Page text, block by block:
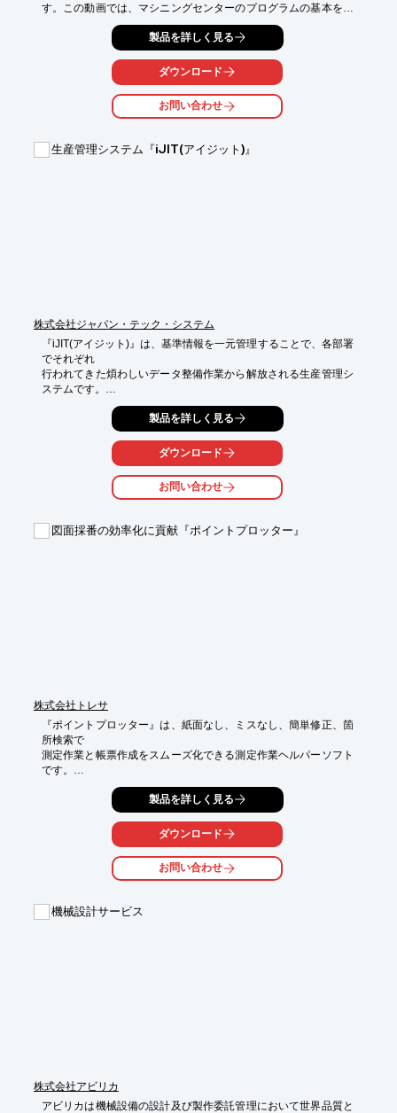
す。この動画では、マシニングセンターのプログラムの基本を、
具体的な例を交えて解説します。初めてマシニングセンターを扱
う方や、プログラムでつまずいている方も、基礎から理解を深め
ることができます。
【活用シーン】
*   自社内での部品加工
*   試作品の製作
【導入の効果】
製品を詳しく見る
ダウンロード
お問い合わせ
生産管理システム『iJIT(アイジット)』
株式会社ジャパン・テック・システム
『iJIT(アイジット)』は、基準情報を一元管理することで、各部署
でそれぞれ
行われてきた煩わしいデータ整備作業から解放される生産管理シ
ステムです。
社内で取り扱う情報が統一されると各資料の基データが等しくな
内容の整合性の確認がしやすくなり、事務作業の効率化を実現。
ワークフロー機能を搭載することで、「いつ・誰が・何を」申請
「いつ・誰が」承認したのか、社内の基準情報を管理します。
また当社では、訪問デモを行っております。
製品を詳しく見る
ダウンロード
お問い合わせ
図面採番の効率化に貢献『ポイントプロッター』
株式会社トレサ
『ポイントプロッター』は、紙面なし、ミスなし、簡単修正、箇
所検索で
測定作業と帳票作成をスムーズ化できる測定作業ヘルパーソフト
です。
測定項目の採番をクリック操作で自動作成。
従来手書きで行っていた図面への測定個所指示〇番打ちを電子化
クリック操作で可能にします。
■〇番に連動→検査表の自動（リアルタイム）作成
製品を詳しく見る
ダウンロード
お問い合わせ
機械設計サービス
株式会社アビリカ
アビリカは機械設備の設計及び製作委託管理において世界品質と